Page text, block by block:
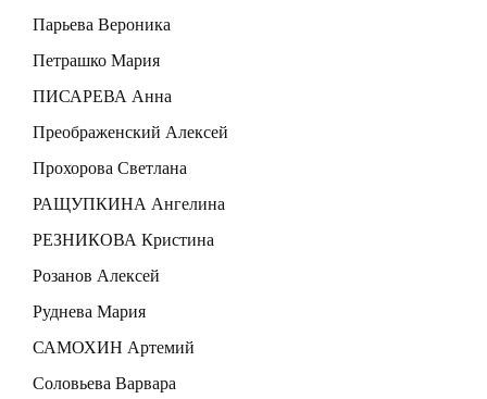
Парьева Вероника
Петрашко Мария
ПИСАРЕВА Анна
Преображенский Алексей
Прохорова Светлана
РАЩУПКИНА Ангелина
РЕЗНИКОВА Кристина
Розанов Алексей
Руднева Мария
САМОХИН Артемий
Соловьева Варвара